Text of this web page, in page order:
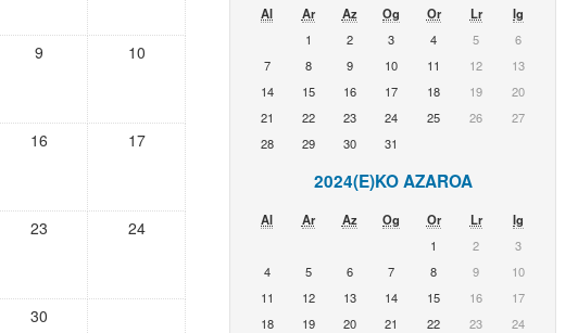
9 10
16 17
23 24
30
Al Ar Az Og Or Lr
Ig
1
2 3 4 5
6
7
8 9 10 11 12
13
14
15 16 17 18 19
20
21
22 23 24 25 26
27
28
29 30 31
2024(E)KO AZAROA
Al Ar Az Og Or Lr
Ig
1
2
3
4
5 6 7 8 9
10
11
12 13 14 15 16
17
18
19 20 21 22 23
24